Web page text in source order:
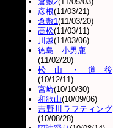
彦根(11/03/21)
倉敷1(11/03/20)
高松(11/03/11)
川越(11/03/06)
徳島 小男鹿
(11/02/20)
松山・道後
(10/12/11)
宮崎(10/10/30)
和歌山(10/09/06)
吉野川ラフティング
(10/08/28)